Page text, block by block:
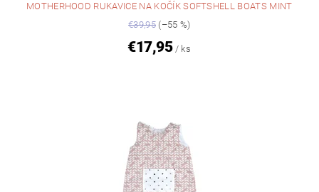
MOTHERHOOD RUKAVICE NA KOČÍK SOFTSHELL BOATS MINT
€39,95(–55 %)
€17,95 / ks